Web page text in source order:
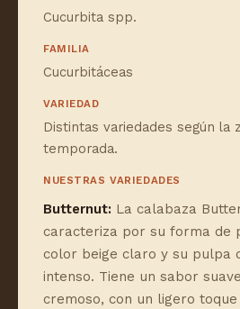
Cucurbita spp.
FAMILIA
Cucurbitáceas
VARIEDAD
Distintas variedades según la
temporada.
NUESTRAS VARIEDADES
Butternut: La calabaza
caracteriza por su forma de
color beige claro y su pulpa
intenso. Tiene un sabor
cremoso, con un ligero